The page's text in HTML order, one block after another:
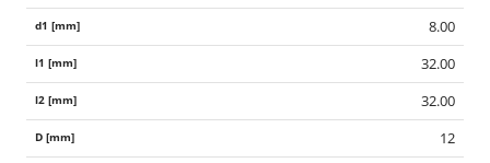
8.00
32.00
32.00
12